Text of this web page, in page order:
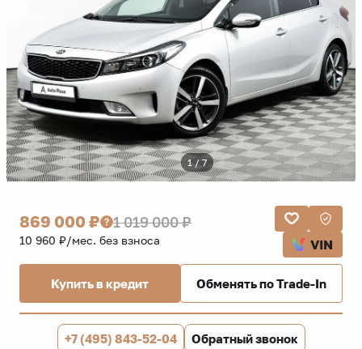
1 / 7
869 000 ₽ 1 019 000 ₽
10 960 ₽/мес. без взноса VIN
Купить в кредит Обменять по Trade-In
+7 (495) 843-52-04 Обратный звонок